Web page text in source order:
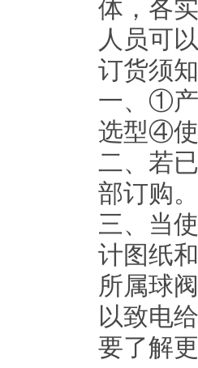
体，各
人员可
订货须
一、①
选型④
二、若
部订购。
三、当
计图纸
所属球
以致电
要了解